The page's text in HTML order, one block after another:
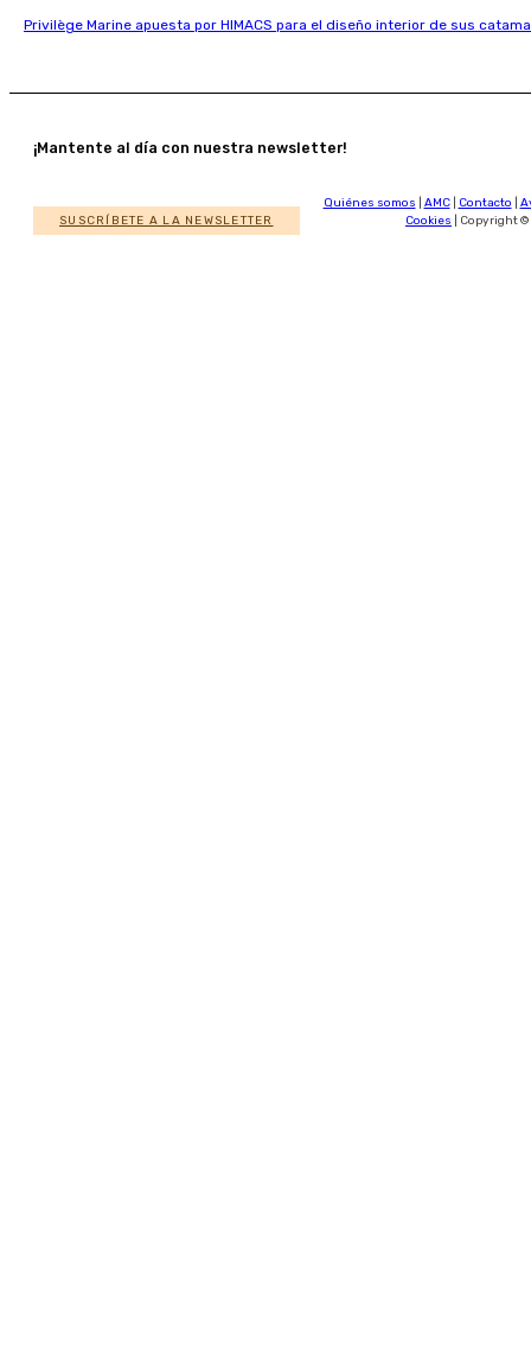
Privilège Marine apuesta por HIMACS para el diseño interior de sus
¡Mantente al día con nuestra newsletter!
SUSCRÍBETE A LA NEWSLETTER
Quiénes somos AMC| Contacto
Cookies | Copyright